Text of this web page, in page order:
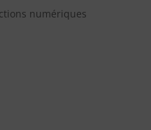
numériques